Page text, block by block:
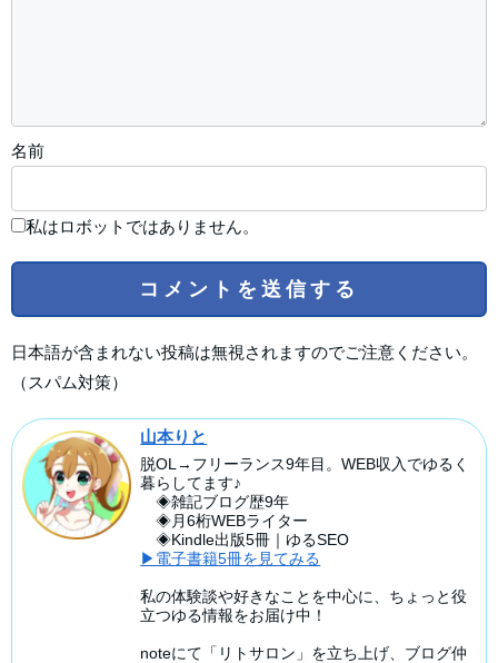
名前
私はロボットではありません。
日本語が含まれない投稿は無視されますのでご注意ください。
（スパム対策）
山本りと
脱OL→フリーランス9年目。WEB収入でゆるく
暮らしてます♪
◈雑記ブログ歴9年
◈月6桁WEBライター
◈Kindle出版5冊｜ゆるSEO
▶電子書籍5冊を見てみる
私の体験談や好きなことを中心に、ちょっと役
立つゆる情報をお届け中！
noteにて「リトサロン」を立ち上げ、ブログ仲